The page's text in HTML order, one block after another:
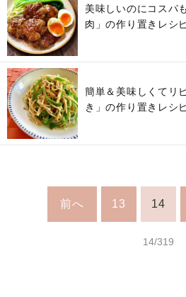
美味しいのにコスパ
肉」の作り置きレシ
簡単＆美味しくてリ
き」の作り置きレシ
前へ 13 14
14/319